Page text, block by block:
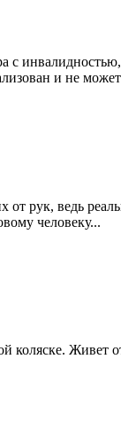
с
и не может
рук, ведь
человеку...
коляске. Живет